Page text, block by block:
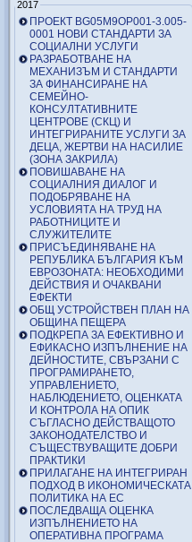
2017
ПРОЕКТ BG05M9OP001-3.005-
0001 НОВИ СТАНДАРТИ ЗА
СОЦИАЛНИ УСЛУГИ
РАЗРАБОТВАНЕ НА
МЕХАНИЗЪМ И СТАНДАРТИ
ЗА ФИНАНСИРАНЕ НА
СЕМЕЙНО-
КОНСУЛТАТИВНИТЕ
ЦЕНТРОВЕ (СКЦ) И
ИНТЕГРИРАНИТЕ УСЛУГИ ЗА
ДЕЦА, ЖЕРТВИ НА НАСИЛИЕ
(ЗОНА ЗАКРИЛА)
ПОВИШАВАНЕ НА
СОЦИАЛНИЯ ДИАЛОГ И
ПОДОБРЯВАНЕ НА
УСЛОВИЯТА НА ТРУД НА
РАБОТНИЦИТЕ И
СЛУЖИТЕЛИТЕ
ПРИСЪЕДИНЯВАНЕ НА
РЕПУБЛИКА БЪЛГАРИЯ КЪМ
ЕВРОЗОНАТА: НЕОБХОДИМИ
ДЕЙСТВИЯ И ОЧАКВАНИ
ЕФЕКТИ
ОБЩ УСТРОЙСТВЕН ПЛАН НА
ОБЩИНА ПЕЩЕРА
ПОДКРЕПА ЗА ЕФЕКТИВНО И
ЕФИКАСНО ИЗПЪЛНЕНИЕ НА
ДЕЙНОСТИТЕ, СВЪРЗАНИ С
ПРОГРАМИРАНЕТО,
УПРАВЛЕНИЕТО,
НАБЛЮДЕНИЕТО, ОЦЕНКАТА
И КОНТРОЛА НА ОПИК
СЪГЛАСНО ДЕЙСТВАЩОТО
ЗАКОНОДАТЕЛСТВО И
СЪЩЕСТВУВАЩИТЕ ДОБРИ
ПРАКТИКИ
ПРИЛАГАНЕ НА ИНТЕГРИРАН
ПОДХОД В ИКОНОМИЧЕСКАТА
ПОЛИТИКА НА ЕС
ПОСЛЕДВАЩА ОЦЕНКА
ИЗПЪЛНЕНИЕТО НА
ОПЕРАТИВНА ПРОГРАМА